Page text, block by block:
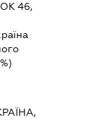
46,